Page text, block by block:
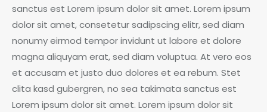
sanctus est Lorem ipsum dolor sit amet. Lorem ipsum
dolor sit amet, consetetur sadipscing elitr, sed diam
nonumy eirmod tempor invidunt ut labore et dolore
magna aliquyam erat, sed diam voluptua. At vero eos
et accusam et justo duo dolores et ea rebum. Stet
clita kasd gubergren, no sea takimata sanctus est
Lorem ipsum dolor sit amet. Lorem ipsum dolor sit